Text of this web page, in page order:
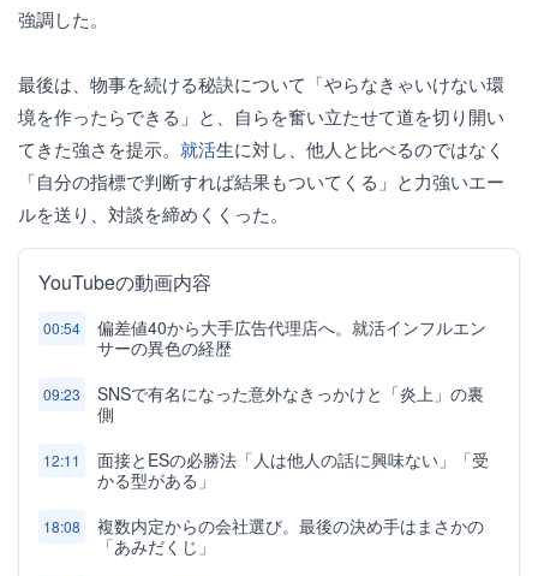
強調した。
最後は、物事を続ける秘訣について「やらなきゃいけない環
境を作ったらできる」と、自らを奮い立たせて道を切り開い
てきた強さを提示。 就活生に対し、他人と比べるのではなく
「自分の指標で判断すれば結果もついてくる」と力強いエー
ルを送り、対談を締めくくった。
YouTubeの動画内容
00:54
偏差値40から大手広告代理店へ。就活インフルエン
サーの異色の経歴
09:23
SNSで有名になった意外なきっかけと「炎上」の裏
側
12:11
面接とESの必勝法「人は他人の話に興味ない」「受
かる型がある」
18:08
複数内定からの会社選び。最後の決め手はまさかの
「あみだくじ」